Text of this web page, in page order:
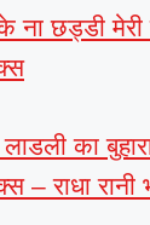
ना छड्डी मेरी
का
– राधा